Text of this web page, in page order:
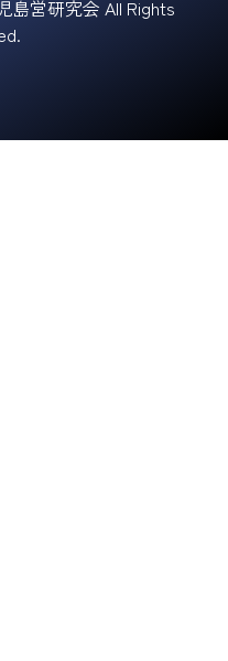
島営研究会 All Rights